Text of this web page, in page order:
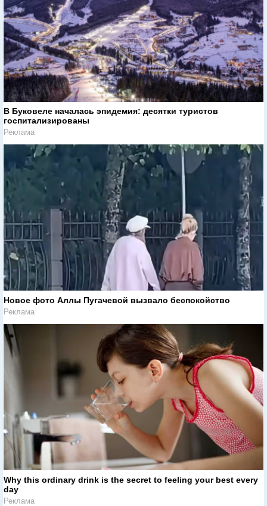
В Буковеле началась эпидемия: десятки туристов
госпитализированы
Реклама
Новое фото Аллы Пугачевой вызвало беспокойство
Реклама
Why this ordinary drink is the secret to feeling your best every
day
Реклама